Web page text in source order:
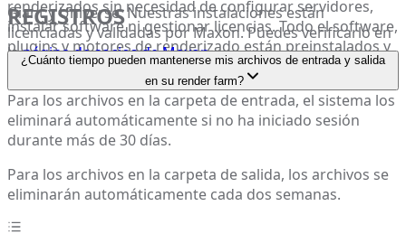
renderizados sin necesidad de configurar servidores,
instalar software ni gestionar licencias. Todo el software,
plugins y motores de renderizado están preinstalados y
mantenidos por nuestro equipo.
Giant y Universe. Nuestras instalaciones están
licenciadas y validadas por Maxon. Puedes verificarlo en
lapágina de socios de Maxon.
REGISTROS
¿Cuánto tiempo pueden mantenerse mis archivos de entrada y salida
en su render farm?
Para los archivos en la carpeta de entrada, el sistema los
eliminará automáticamente si no ha iniciado sesión
durante más de 30 días.
Para los archivos en la carpeta de salida, los archivos se
eliminarán automáticamente cada dos semanas.